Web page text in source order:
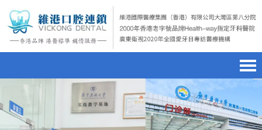
home page
醫院簡介
hospital introduction
微信預約